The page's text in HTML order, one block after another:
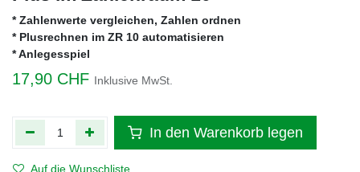
* Zahlenwerte vergleichen, Zahlen ordnen
* Plusrechnen im ZR 10 automatisieren
* Anlegesspiel
17,90 CHF Inklusive MwSt.
In den Warenkorb legen
Auf die Wunschliste